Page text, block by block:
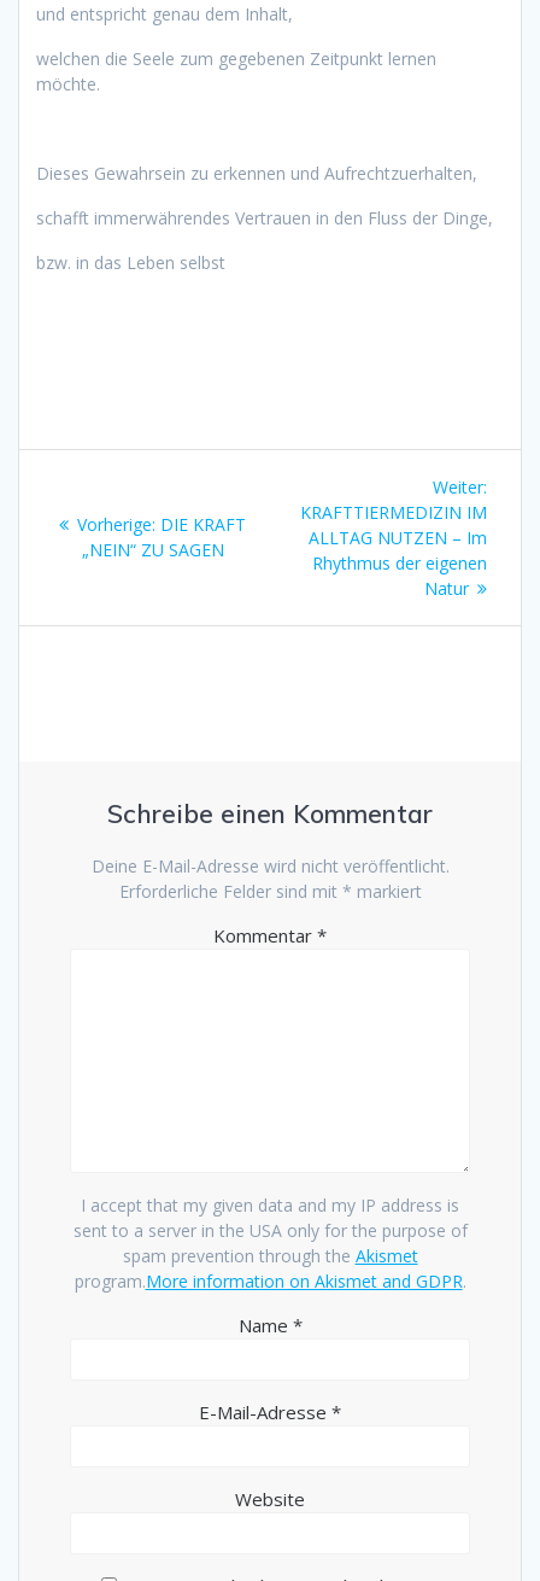
und entspricht genau dem Inhalt,
welchen die Seele zum gegebenen Zeitpunkt lernen
möchte.
Dieses Gewahrsein zu erkennen und Aufrechtzuerhalten,
schafft immerwährendes Vertrauen in den Fluss der Dinge,
bzw. in das Leben selbst
Vorherige: Vorheriger
Beitrag:
DIE KRAFT
„NEIN“ ZU SAGEN
Weiter:
KRAFTTIERMEDIZIN IM
ALLTAG NUTZEN – Im
Rhythmus der eigenen
Natur
Schreibe einen Kommentar
Deine E-Mail-Adresse wird nicht veröffentlicht.
Erforderliche Felder sind mit * markiert
Kommentar *
I accept that my given data and my IP address is
sent to a server in the USA only for the purpose of
spam prevention through the Akismet
program.More information on Akismet and GDPR.
Name *
E-Mail-Adresse *
Website